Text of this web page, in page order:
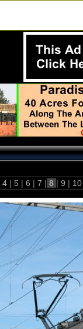
4 | 5 | 6 | 7 | 8 | 9 |